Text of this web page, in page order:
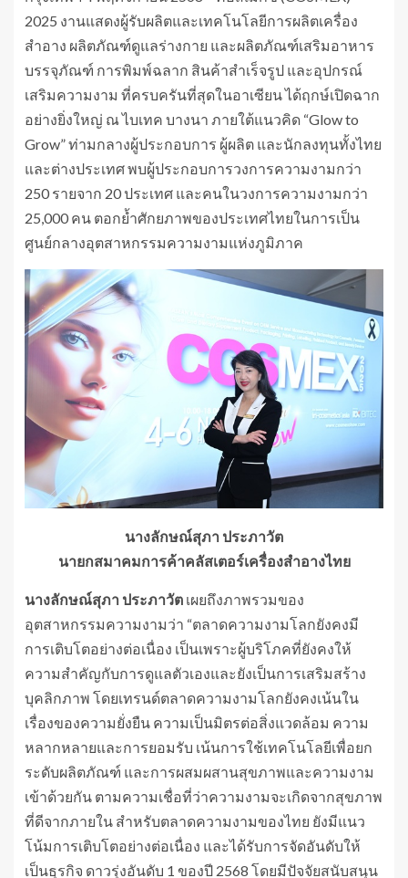
2025 งานแสดงผู้รับผลิตและเทคโนโลยีการผลิตเครื่อง
สำอาง ผลิตภัณฑ์ดูแลร่างกาย และผลิตภัณฑ์เสริมอาหาร
บรรจุภัณฑ์ การพิมพ์ฉลาก สินค้าสำเร็จรูป และอุปกรณ์
เสริมความงาม ที่ครบครันที่สุดในอาเซียน ได้ฤกษ์เปิดฉาก
อย่างยิ่งใหญ่ ณ ไบเทค บางนา ภายใต้แนวคิด “Glow to
Grow” ท่ามกลางผู้ประกอบการ ผู้ผลิต และนักลงทุนทั้งไทย
และต่างประเทศ พบผู้ประกอบการวงการความงามกว่า
250 รายจาก 20 ประเทศ และคนในวงการความงามกว่า
25,000 คน ตอกย้ำศักยภาพของประเทศไทยในการเป็น
ศูนย์กลางอุตสาหกรรมความงามแห่งภูมิภาค
นางลักษณ์สุภา ประภาวัต
นายกสมาคมการค้าคลัสเตอร์เครื่องสำอางไทย
นางลักษณ์สุภา ประภาวัต เผยถึงภาพรวมของ
อุตสาหกรรมความงามว่า “ตลาดความงามโลกยังคงมี
การเติบโตอย่างต่อเนื่อง เป็นเพราะผู้บริโภคที่ยังคงให้
ความสำคัญกับการดูแลตัวเองและยังเป็นการเสริมสร้าง
บุคลิกภาพ โดยเทรนด์ตลาดความงามโลกยังคงเน้นใน
เรื่องของความยั่งยืน ความเป็นมิตรต่อสิ่งแวดล้อม ความ
หลากหลายและการยอมรับ เน้นการใช้เทคโนโลยีเพื่อยก
ระดับผลิตภัณฑ์ และการผสมผสานสุขภาพและความงาม
เข้าด้วยกัน ตามความเชื่อที่ว่าความงามจะเกิดจากสุขภาพ
ที่ดีจากภายใน สำหรับตลาดความงามของไทย ยังมีแนว
โน้มการเติบโตอย่างต่อเนื่อง และได้รับการจัดอันดับให้
เป็นธุรกิจ ดาวรุ่งอันดับ 1 ของปี 2568 โดยมีปัจจัยสนับสนุน